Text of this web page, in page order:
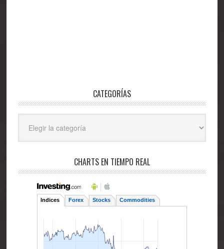
CATEGORÍAS
CHARTS EN TIEMPO REAL